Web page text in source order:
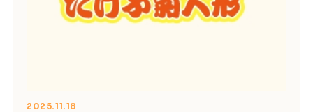
2025.11.18